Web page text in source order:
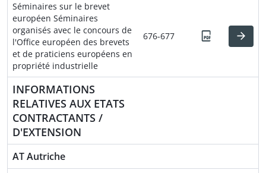
Séminaires sur le brevet
européen Séminaires
organisés avec le concours de
l'Office européen des brevets
et de praticiens européens en
propriété industrielle
676-677
INFORMATIONS
RELATIVES AUX ETATS
CONTRACTANTS /
D'EXTENSION
AT Autriche